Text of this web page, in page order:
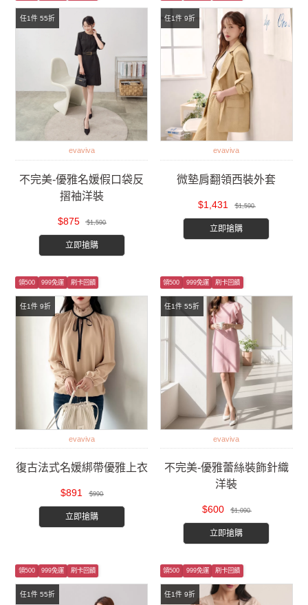
任1件 55折
evaviva
不完美-優雅名媛假口袋反
摺袖洋裝
$875 $1,590
立即搶購
任1件 9折
evaviva
微墊肩翻領西裝外套
$1,431 $1,590
立即搶購
任1件 9折
領500 999免運 刷卡回饋
evaviva
復古法式名媛綁帶優雅上衣
$891 $990
立即搶購
任1件 55折
領500 999免運 刷卡回饋
evaviva
不完美-優雅蕾絲裝飾針織
洋裝
$600 $1,090
立即搶購
任1件 55折
領500 999免運 刷卡回饋
任1件 9折
領500 999免運 刷卡回饋